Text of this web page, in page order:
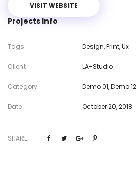
VISIT WEBSITE
Projects Info
Tags Design,Print,Ux
Client LA-Studio
Category Demo 01,Demo 12
Date October 20, 2018
SHARE